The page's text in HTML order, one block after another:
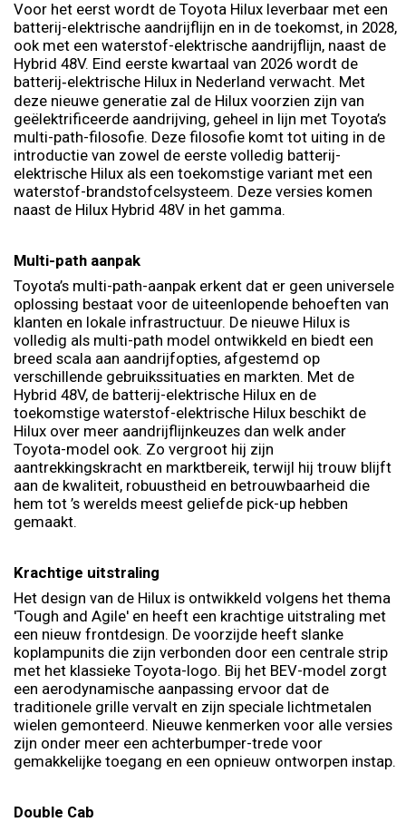
Voor het eerst wordt de Toyota Hilux leverbaar met een
batterij-elektrische aandrijflijn en in de toekomst, in 2028,
ook met een waterstof-elektrische aandrijflijn, naast de
Hybrid 48V. Eind eerste kwartaal van 2026 wordt de
batterij‑elektrische Hilux in Nederland verwacht. Met
deze nieuwe generatie zal de Hilux voorzien zijn van
geëlektrificeerde aandrijving, geheel in lijn met Toyota’s
multi-path-filosofie. Deze filosofie komt tot uiting in de
introductie van zowel de eerste volledig batterij-
elektrische Hilux als een toekomstige variant met een
waterstof-brandstofcelsysteem. Deze versies komen
naast de Hilux Hybrid 48V in het gamma.
Multi-path aanpak
Toyota’s multi-path-aanpak erkent dat er geen universele
oplossing bestaat voor de uiteenlopende behoeften van
klanten en lokale infrastructuur. De nieuwe Hilux is
volledig als multi-path model ontwikkeld en biedt een
breed scala aan aandrijfopties, afgestemd op
verschillende gebruikssituaties en markten. Met de
Hybrid 48V, de batterij-elektrische Hilux en de
toekomstige waterstof-elektrische Hilux beschikt de
Hilux over meer aandrijflijnkeuzes dan welk ander
Toyota-model ook. Zo vergroot hij zijn
aantrekkingskracht en marktbereik, terwijl hij trouw blijft
aan de kwaliteit, robuustheid en betrouwbaarheid die
hem tot ’s werelds meest geliefde pick-up hebben
gemaakt.
Krachtige uitstraling
Het design van de Hilux is ontwikkeld volgens het thema
'Tough and Agile' en heeft een krachtige uitstraling met
een nieuw frontdesign. De voorzijde heeft slanke
koplampunits die zijn verbonden door een centrale strip
met het klassieke Toyota-logo. Bij het BEV-model zorgt
een aerodynamische aanpassing ervoor dat de
traditionele grille vervalt en zijn speciale lichtmetalen
wielen gemonteerd. Nieuwe kenmerken voor alle versies
zijn onder meer een achterbumper-trede voor
gemakkelijke toegang en een opnieuw ontworpen instap.
Double Cab